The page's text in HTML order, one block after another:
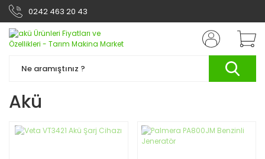
0242 463 20 43
Akü